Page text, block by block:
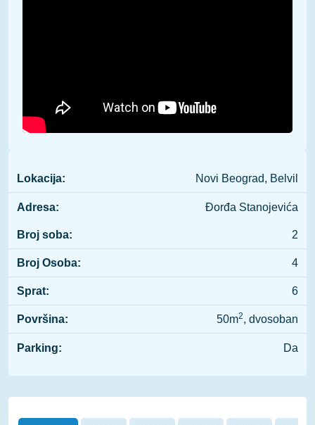
Lokacija: Novi Beograd, Belvil
Adresa: Đorđa Stanojevića
Broj soba: 2
Broj Osoba: 4
Sprat: 6
Površina: 50m2, dvosoban
Parking: Da